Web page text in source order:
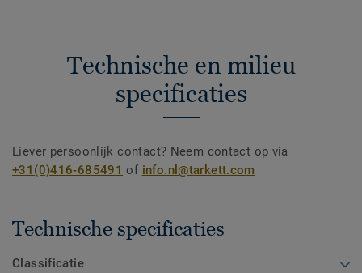
Technische en milieu
specificaties
Liever persoonlijk contact? Neem contact op via
+31(0)416-685491 of info.nl@tarkett.com
Technische specificaties
Classificatie